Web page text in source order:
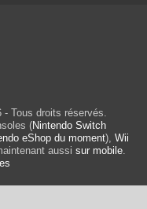
Tous droits réservés.
(Nintendo Switch
eShop du moment), Wii
aussi sur mobile.